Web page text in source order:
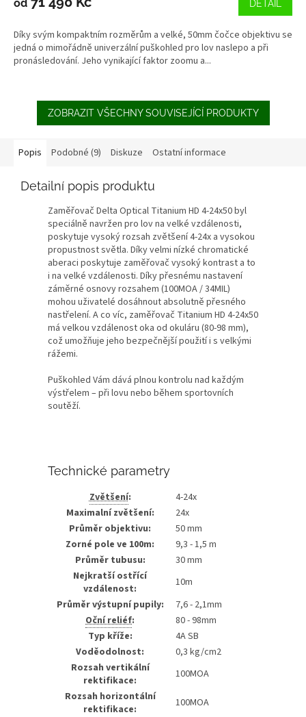
od DETAIL
Díky svým kompaktním rozměrům a velké, 50mm čočce objektivu se
jedná o mimořádně univerzální puškohled pro lov naslepo a při
pronásledování. Jeho vynikající faktor zoomu a...
ZOBRAZIT VŠECHNY SOUVISEJÍCÍ PRODUKTY
Popis Podobné (9) Diskuze Ostatní informace
Detailní popis produktu
Zaměřovač Delta Optical Titanium HD 4-24x50 byl
speciálně navržen pro lov na velké vzdálenosti,
poskytuje vysoký rozsah zvětšení 4-24x a vysokou
propustnost světla. Díky velmi nízké chromatické
aberaci poskytuje zaměřovač vysoký kontrast a to
i na velké vzdálenosti. Díky přesnému nastavení
záměrné osnovy rozsahem (100MOA / 34MIL)
mohou uživatelé dosáhnout absolutně přesného
nastřelení. A co víc, zaměřovač Titanium HD 4-24x50
má velkou vzdálenost oka od okuláru (80-98 mm),
což umožňuje jeho bezpečnější použití i s ​​velkými
rážemi.
Puškohled Vám dává plnou kontrolu nad každým
výstřelem – při lovu nebo během sportovních
soutěží.
Technické parametry
Zvětšení:
4-24x
Maximalní zvětšení:
24x
Průměr objektivu:
50 mm
Zorné pole ve 100m:
9,3 - 1,5 m
Průměr tubusu:
30 mm
Nejkratší ostřící
vzdálenost:
10m
Průměr výstupní pupily:
7,6 - 2,1mm
Oční reliéf:
80 - 98mm
Typ kříže:
4A SB
Voděodolnost:
0,3 kg/cm2
Rozsah vertikální
rektifikace:
100MOA
Rozsah horizontální
rektifikace:
100MOA